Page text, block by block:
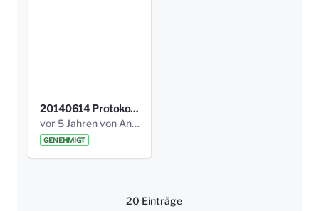
20140614 Protokoll Park Am Gesundheitsamt 00.pdf
vor 5 Jahren von Anni Schlumberger
GENEHMIGT
20 Einträge
Pro Seite